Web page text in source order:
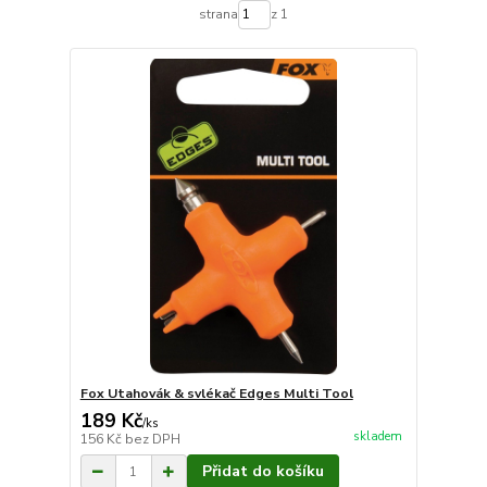
strana z 1
Fox Utahovák & svlékač Edges Multi Tool
189 Kč/ks
156 Kč bez DPH skladem
Přidat do košíku